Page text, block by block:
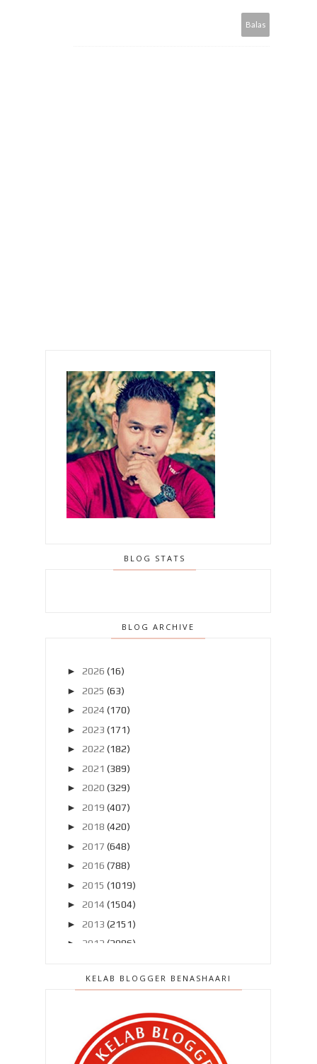
Balas
BLOG STATS
BLOG ARCHIVE
► 2026 (16)
► 2025 (63)
► 2024 (170)
► 2023 (171)
► 2022 (182)
► 2021 (389)
► 2020 (329)
► 2019 (407)
► 2018 (420)
► 2017 (648)
► 2016 (788)
► 2015 (1019)
► 2014 (1504)
► 2013 (2151)
► 2012 (2986)
2010(4406)
November 2010(502)
►Oktober 2010(453)
►
September 2010 (387)
KELAB BLOGGER BENASHAARI